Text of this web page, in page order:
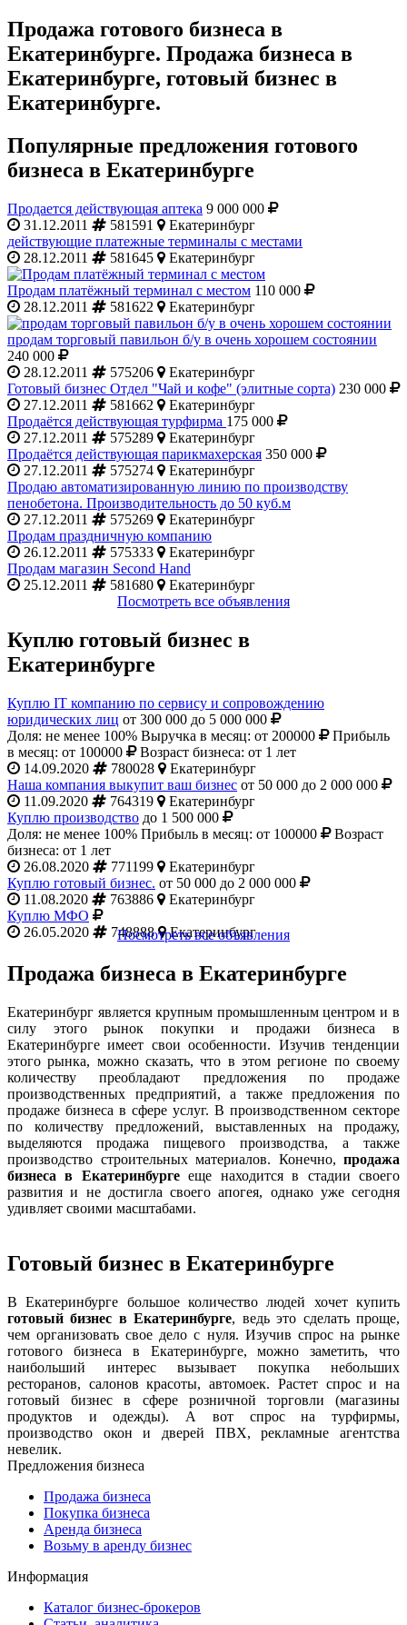
Продажа готового бизнеса в
Екатеринбурге. Продажа бизнеса в
Екатеринбурге, готовый бизнес в
Екатеринбурге.
Популярные предложения готового
бизнеса в Екатеринбурге
Продается действующая аптека 9 000 000
31.12.2011
581591
Екатеринбург
действующие платежные терминалы с местами
28.12.2011
581645 Екатеринбург
Продам платёжный терминал с местом 110 000
28.12.2011
581622 Екатеринбург
продам торговый павильон б/у в очень хорошем состоянии
240 000
28.12.2011
575206
Екатеринбург
Готовый бизнес Отдел "Чай и кофе" (элитные сорта) 230 000
27.12.2011
581662
Екатеринбург
Продаётся действующая турфирма 175 000
27.12.2011
575289
Екатеринбург
Продаётся действующая парикмахерская 350 000
27.12.2011
575274
Екатеринбург
Продаю автоматизированную линию по производству
пенобетона. Производительность до 50 куб.м
27.12.2011
575269
Екатеринбург
Продам праздничную компанию
26.12.2011
575333
Екатеринбург
Продам магазин Second Hand
25.12.2011
581680
Екатеринбург
Посмотреть все объявления
Куплю готовый бизнес в
Екатеринбурге
Куплю IT компанию по сервису и сопровождению
юридических лиц от 300 000 до 5 000 000
Доля: не менее 100% Выручка в месяц: от 200000
Прибыль
в месяц: от 100000
Возраст бизнеса: от 1 лет
14.09.2020
780028
Екатеринбург
Наша компания выкупит ваш бизнес от 50 000 до 2 000 000
11.09.2020
764319
Екатеринбург
Куплю производство до 1 500 000
Доля: не менее 100% Прибыль в месяц: от 100000
Возраст
бизнеса: от 1 лет
26.08.2020
771199
Екатеринбург
Куплю готовый бизнес. от 50 000 до 2 000 000
11.08.2020
763886
Екатеринбург
Куплю МФО
26.05.2020
748888 Екатеринбург
Посмотреть все объявления
Продажа бизнеса в Екатеринбурге
Екатеринбург является крупным промышленным центром и в
силу этого рынок покупки и продажи бизнеса в
Екатеринбурге имеет свои особенности. Изучив тенденции
этого рынка, можно сказать, что в этом регионе по своему
количеству преобладают предложения по продаже
производственных предприятий, а также предложения по
продаже бизнеса в сфере услуг. В производственном секторе
по количеству предложений, выставленных на продажу,
выделяются продажа пищевого производства, а также
производство строительных материалов. Конечно, продажа
бизнеса в Екатеринбургееще находится в стадии своего
развития и не достигла своего апогея, однако уже сегодня
удивляет своими масштабами.
Готовый бизнес в Екатеринбурге
В Екатеринбурге большое количество людей хочет купить
готовый бизнес в Екатеринбурге, ведь это сделать проще,
чем организовать свое дело с нуля. Изучив спрос на рынке
готового бизнеса в Екатеринбурге, можно заметить, что
наибольший интерес вызывает покупка небольших
ресторанов, салонов красоты, автомоек. Растет спрос и на
готовый бизнес в сфере розничной торговли (магазины
продуктов и одежды). А вот спрос на турфирмы,
производство окон и дверей ПВХ, рекламные агентства
невелик.
Предложения бизнеса
Продажа бизнеса
Покупка бизнеса
Аренда бизнеса
Возьму в аренду бизнес
Информация
Каталог бизнес-брокеров